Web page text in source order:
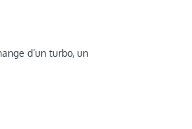
d’un turbo, un